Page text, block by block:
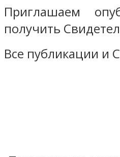
Приглашаем
получить
Все публикации и